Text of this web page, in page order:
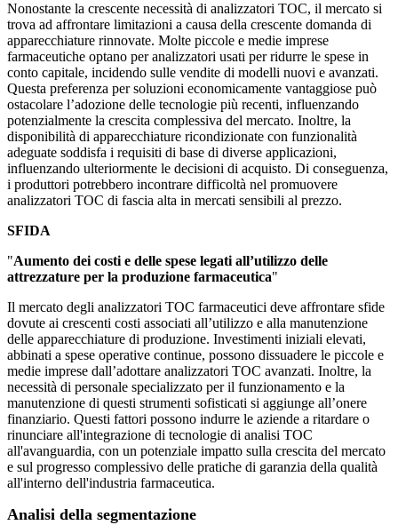
Nonostante la crescente necessità di analizzatori TOC, il mercato si
trova ad affrontare limitazioni a causa della crescente domanda di
apparecchiature rinnovate. Molte piccole e medie imprese
farmaceutiche optano per analizzatori usati per ridurre le spese in
conto capitale, incidendo sulle vendite di modelli nuovi e avanzati.
Questa preferenza per soluzioni economicamente vantaggiose può
ostacolare l’adozione delle tecnologie più recenti, influenzando
potenzialmente la crescita complessiva del mercato. Inoltre, la
disponibilità di apparecchiature ricondizionate con funzionalità
adeguate soddisfa i requisiti di base di diverse applicazioni,
influenzando ulteriormente le decisioni di acquisto. Di conseguenza,
i produttori potrebbero incontrare difficoltà nel promuovere
analizzatori TOC di fascia alta in mercati sensibili al prezzo.
SFIDA
"Aumento dei costi e delle spese legati all’utilizzo delle
attrezzature per la produzione farmaceutica"
Il mercato degli analizzatori TOC farmaceutici deve affrontare sfide
dovute ai crescenti costi associati all’utilizzo e alla manutenzione
delle apparecchiature di produzione. Investimenti iniziali elevati,
abbinati a spese operative continue, possono dissuadere le piccole e
medie imprese dall’adottare analizzatori TOC avanzati. Inoltre, la
necessità di personale specializzato per il funzionamento e la
manutenzione di questi strumenti sofisticati si aggiunge all’onere
finanziario. Questi fattori possono indurre le aziende a ritardare o
rinunciare all'integrazione di tecnologie di analisi TOC
all'avanguardia, con un potenziale impatto sulla crescita del mercato
e sul progresso complessivo delle pratiche di garanzia della qualità
all'interno dell'industria farmaceutica.
Analisi della segmentazione